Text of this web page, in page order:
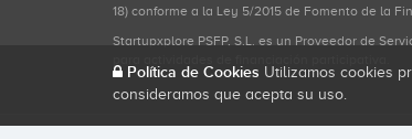
18) conforme a la Ley 5/2015 de Fomento de la
Startupxplore PSFP, S.L. es un Proveedor de
Política de Cookies Utilizamos cookies
consideramos que acepta su uso.